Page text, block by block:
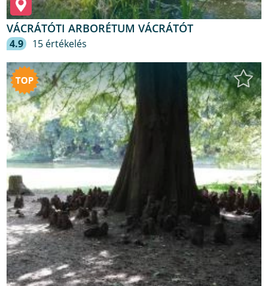
VÁCRÁTÓTI ARBORÉTUM VÁCRÁTÓT
4.9 15 értékelés